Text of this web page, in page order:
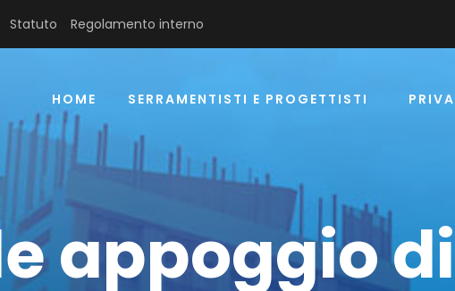
Statuto Regolamento interno
HOME SERRAMENTISTI E PROGETTISTI
appoggio